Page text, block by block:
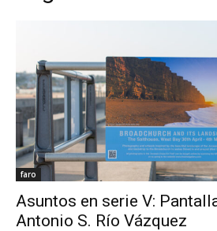
faro
Asuntos en serie V:
Antonio S. Río Vázquez